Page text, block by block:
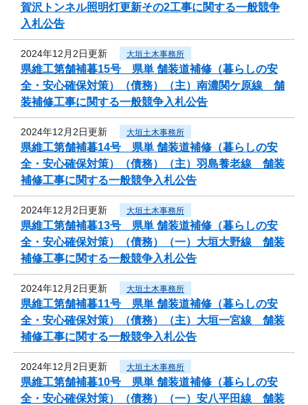
賀沢トンネル照明灯更新その2工事に関する一般競争
入札公告
2024年12月2日更新 大垣土木事務所
県維工第舗補暮15号 県単 舗装道補修（暮らしの安
全・安心確保対策）（債務）（主）南濃関ケ原線 舗
装補修工事に関する一般競争入札公告
2024年12月2日更新 大垣土木事務所
県維工第舗補暮14号 県単 舗装道補修（暮らしの安
全・安心確保対策）（債務）（主）羽島養老線 舗装
補修工事に関する一般競争入札公告
2024年12月2日更新 大垣土木事務所
県維工第舗補暮13号 県単 舗装道補修（暮らしの安
全・安心確保対策）（債務）（一）大垣大野線 舗装
補修工事に関する一般競争入札公告
2024年12月2日更新 大垣土木事務所
県維工第舗補暮11号 県単 舗装道補修（暮らしの安
全・安心確保対策）（債務）（主）大垣一宮線 舗装
補修工事に関する一般競争入札公告
2024年12月2日更新 大垣土木事務所
県維工第舗補暮10号 県単 舗装道補修（暮らしの安
全・安心確保対策）（債務）（一）安八平田線 舗装